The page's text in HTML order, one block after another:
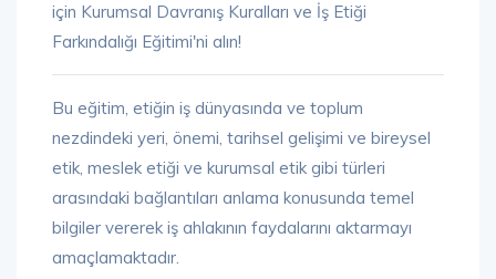
için Kurumsal Davranış Kuralları ve İş Etiği
Farkındalığı Eğitimi'ni alın!
Bu eğitim, etiğin iş dünyasında ve toplum
nezdindeki yeri, önemi, tarihsel gelişimi ve bireysel
etik, meslek etiği ve kurumsal etik gibi türleri
arasındaki bağlantıları anlama konusunda temel
bilgiler vererek iş ahlakının faydalarını aktarmayı
amaçlamaktadır.